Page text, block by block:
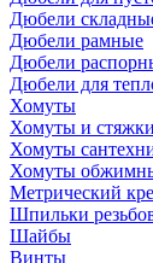
Дюбели
Дюбели рамные
Дюбели
Дюбели для
Хомуты
Хомуты и
Хомуты
Хомуты
Метрический
Шпильки
Шайбы
Винты